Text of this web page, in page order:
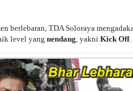
berlebaran, TDA Soloraya
level yang nendang, yakni Kick Off.